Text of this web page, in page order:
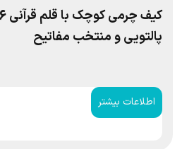
پالتویی و منتخب مفاتیح
اطلاعات بیشتر